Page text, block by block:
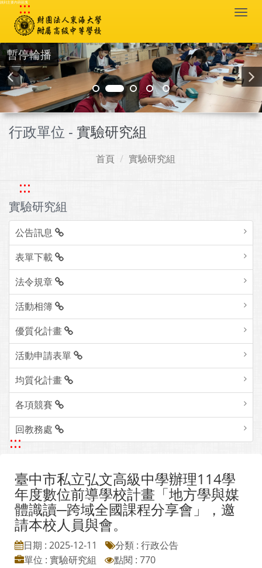
跳到主要內容區塊
:::
暫停輪播
行政單位 - 實驗研究組
首頁 實驗研究組
:::
實驗研究組
公告訊息
表單下載
法令規章
活動相簿
優質化計畫
活動申請表單
均質化計畫
各項競賽
回教務處
:::
臺中市私立弘文高級中學辦理114學
年度數位前導學校計畫「地方學與媒
體識讀─跨域全國課程分享會」，邀
請本校人員與會。
日期 : 2025-12-11
分類 : 行政公告
單位 : 實驗研究組
點閱 : 770